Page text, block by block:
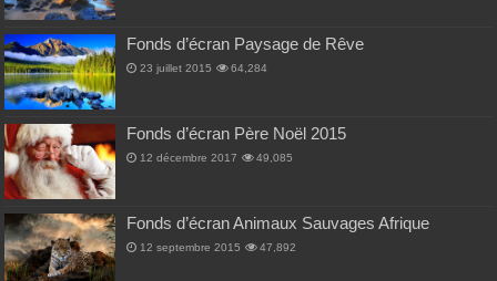
Fonds d’écran Paysage de Rêve
23 juillet 2015 64,284
Fonds d’écran Père Noël 2015
12 décembre 2017 49,085
Fonds d’écran Animaux Sauvages Afrique
12 septembre 2015 47,892